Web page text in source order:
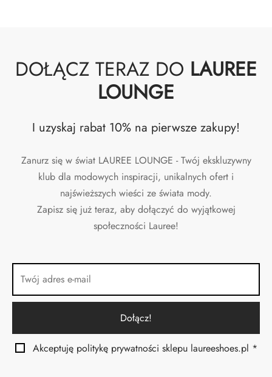
DOŁĄCZ TERAZ DO LAUREE
LOUNGE
I uzyskaj rabat 10% na pierwsze zakupy!
Zanurz się w świat LAUREE LOUNGE - Twój ekskluzywny
klub dla modowych inspiracji, unikalnych ofert i
najświeższych wieści ze świata mody.
Zapisz się już teraz, aby dołączyć do wyjątkowej
społeczności Lauree!
Akceptuję politykę prywatności sklepu laureeshoes.pl *